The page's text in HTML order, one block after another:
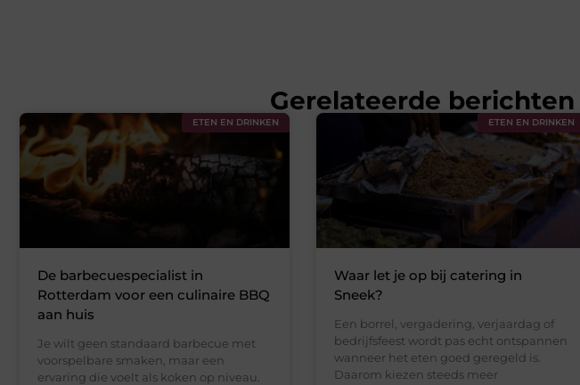
Gerelateerde berichten
ETEN EN DRINKEN
De barbecuespecialist in
Rotterdam voor een culinaire BBQ
aan huis
Je wilt geen standaard barbecue met
voorspelbare smaken, maar een
ervaring die voelt als koken op niveau.
ETEN EN DRINKEN
Waar let je op bij catering in
Sneek?
Een borrel, vergadering, verjaardag of
bedrijfsfeest wordt pas echt ontspannen
wanneer het eten goed geregeld is.
Daarom kiezen steeds meer